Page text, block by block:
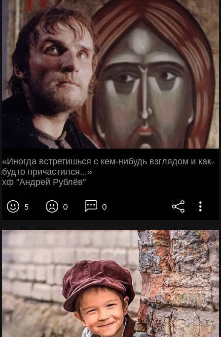
«Иногда встретишься с кем-нибудь взглядом и как-
будто причастился...»
хф "Андрей Рублёв"
5 0 0